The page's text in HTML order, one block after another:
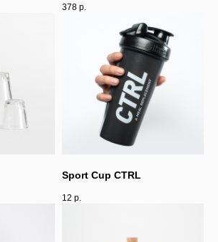
378 р.
Sport Cup CTRL
12 р.